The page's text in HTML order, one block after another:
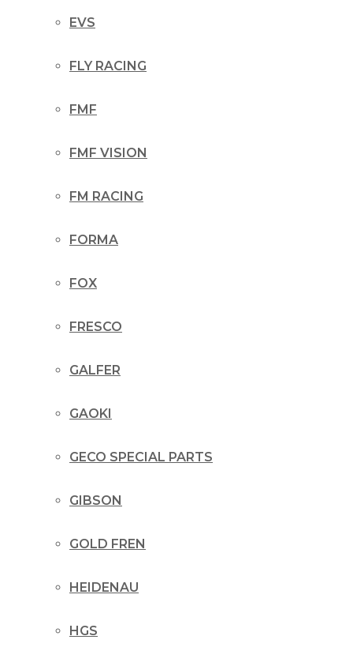
EVS
FLY RACING
FMF
FMF VISION
FM RACING
FORMA
FOX
FRESCO
GALFER
GAOKI
GECO SPECIAL PARTS
GIBSON
GOLD FREN
HEIDENAU
HGS